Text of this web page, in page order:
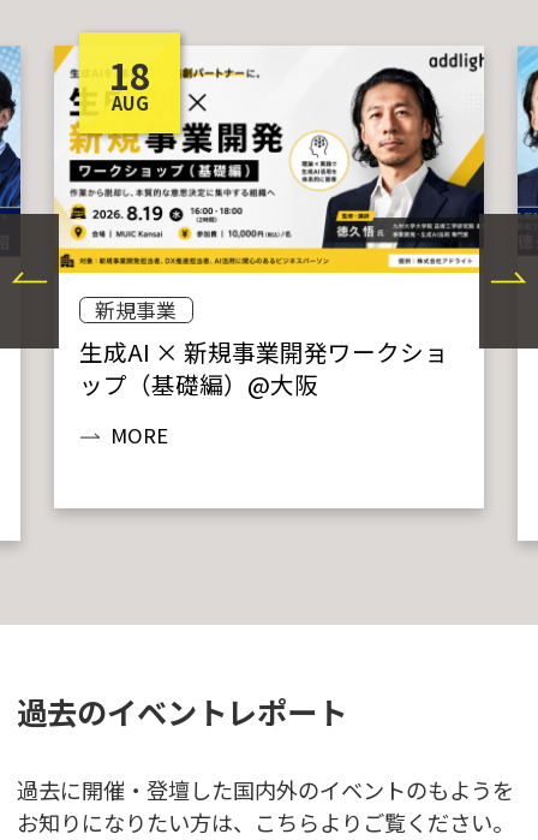
18
AUG
新規事業
生成AI × 新規事業開発ワークショ
ップ（基礎編）@大阪
MORE
過去のイベントレポート
過去に開催・登壇した国内外のイベントのもようを
お知りになりたい方は、こちらよりご覧ください。